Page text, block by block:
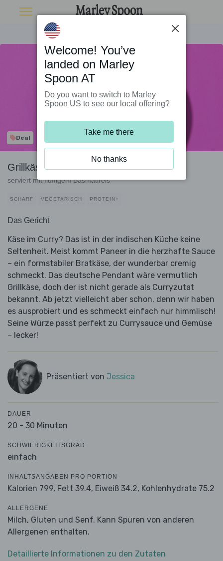
Deal
Grillkäse-Madras-Curry
serviert mit fluffigem Basmatireis
SCHARF VEGETARISCH PROTEIN+
Das Gericht
Käse im Curry? Das ist in der indischen Küche keine
Seltenheit. Meist kommt Paneer in die herzhafte Sauce
– ein formstabiler Bratkäse, der wunderbar cremig
schmeckt. Das deutsche Pendant wäre vermutlich
Grillkäse, doch der ist nicht gerade als Curryzutat
bekannt. Ab jetzt vielleicht aber schon, denn wir haben
es ausprobiert und es schmeckt einfach nur himmlisch!
Seine Würze passt perfekt zu Currysauce und Gemüse
– lecker!
Präsentiert von Jessica
DAUER
20 - 30 Minuten
SCHWIERIGKEITSGRAD
einfach
INHALTSANGABEN PRO PORTION
Kalorien 799, Fett 39.4, Eiweiß 34.2, Kohlenhydrate 75.2
ALLERGENE
Milch, Gluten und Senf. Kann Spuren von anderen
Allergenen enthalten.
Detaillierte Informationen zu den Zutaten
Welcome! You’ve
landed on Marley
Spoon AT
Do you want to switch to Marley
Spoon US to see our local offering?
Take me there
No thanks